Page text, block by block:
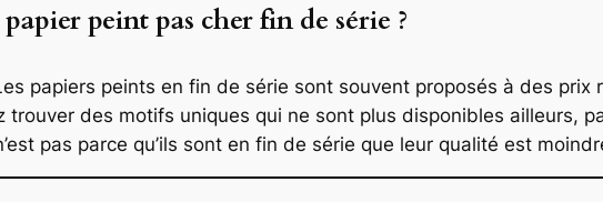
peint pas cher fin de série ?
papiers peints en fin de série sont souvent proposés à des prix
trouver des motifs uniques qui ne sont plus disponibles ailleurs,
pas parce qu’ils sont en fin de série que leur qualité est